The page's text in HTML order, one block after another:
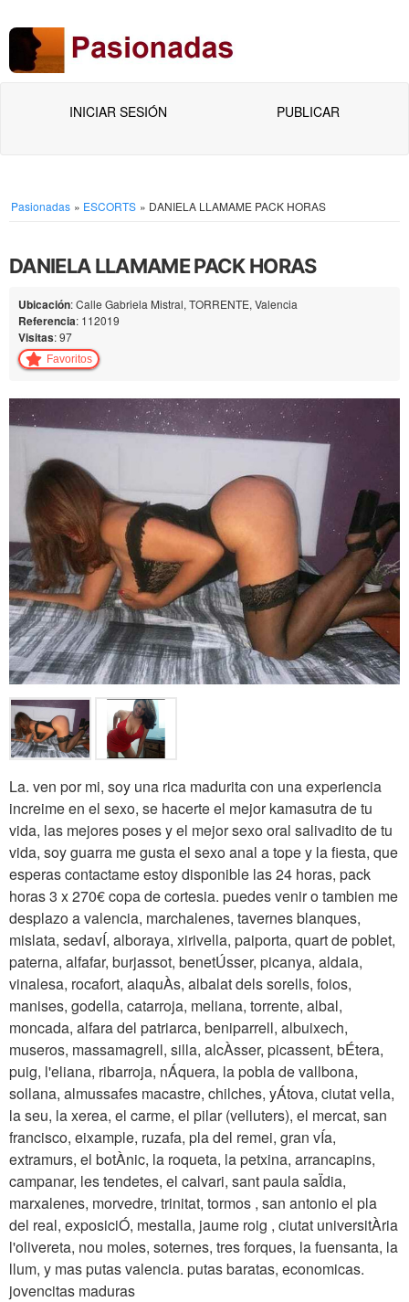
INICIAR SESIÓN PUBLICAR
Pasionadas » ESCORTS » DANIELA LLAMAME PACK HORAS
DANIELA LLAMAME PACK HORAS
Ubicación: Calle Gabriela Mistral, TORRENTE, Valencia
Referencia: 112019
Visitas: 97
Favoritos
La. ven por mi, soy una rica madurita con una experiencia
increime en el sexo, se hacerte el mejor kamasutra de tu
vida, las mejores poses y el mejor sexo oral salivadito de tu
vida, soy guarra me gusta el sexo anal a tope y la fiesta, que
esperas contactame estoy disponible las 24 horas, pack
horas 3 x 270€ copa de cortesia. puedes venir o tambien me
desplazo a valencia, marchalenes, tavernes blanques,
mislata, sedavÍ, alboraya, xirivella, paiporta, quart de poblet,
paterna, alfafar, burjassot, benetÚsser, picanya, aldaia,
vinalesa, rocafort, alaquÀs, albalat dels sorells, foios,
manises, godella, catarroja, meliana, torrente, albal,
moncada, alfara del patriarca, beniparrell, albuixech,
museros, massamagrell, silla, alcÀsser, picassent, bÉtera,
puig, l'eliana, ribarroja, nÁquera, la pobla de vallbona,
sollana, almussafes macastre, chilches, yÁtova, ciutat vella,
la seu, la xerea, el carme, el pilar (velluters), el mercat, san
francisco, eixample, ruzafa, pla del remei, gran vÍa,
extramurs, el botÀnic, la roqueta, la petxina, arrancapins,
campanar, les tendetes, el calvari, sant paula saÏdia,
marxalenes, morvedre, trinitat, tormos , san antonio el pla
del real, exposiciÓ, mestalla, jaume roig , ciutat universitÀria
l'olivereta, nou moles, soternes, tres forques, la fuensanta, la
llum, y mas putas valencia. putas baratas, economicas.
jovencitas maduras